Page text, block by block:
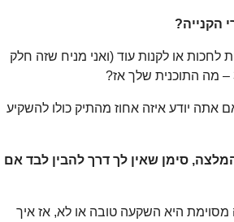
או לקנות עוד (ואני מניח שזה חלק
יודע איזה אחוז מהתיק כולו להשקיע
סימן שאין לך דרך להבין לבד אם
היא השקעה טובה או לא, אז איך